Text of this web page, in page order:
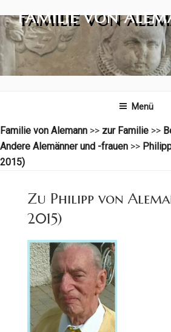
Inhalt
springen
FAMILIE VON
Menü
Familie von Alemann >> zur Familie >>
Andere Alemänner und -frauen >>
2015)
Zu Philipp von
2015)